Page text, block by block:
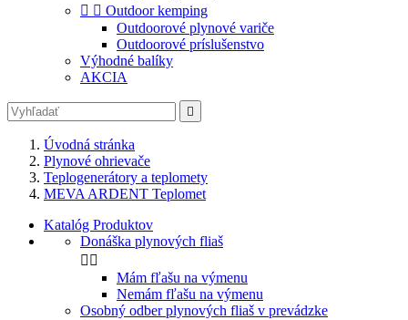
  Outdoor kemping
Outdoorové plynové variče
Outdoorové príslušenstvo
Výhodné balíky
AKCIA

Úvodná stránka
Plynové ohrievače
Teplogenerátory a teplomety
MEVA ARDENT Teplomet
Katalóg Produktov
Donáška plynových fliaš
 
Mám fľašu na výmenu
Nemám fľašu na výmenu
Osobný odber plynových fliaš v prevádzke